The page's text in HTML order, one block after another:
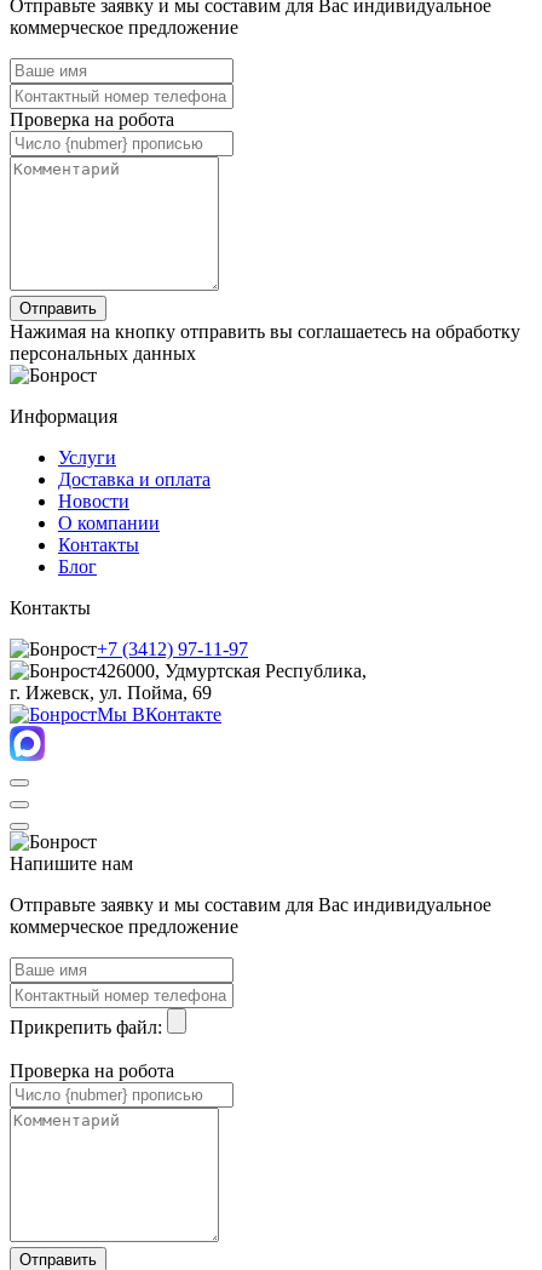
Отправьте заявку и мы составим для Вас индивидуальное
коммерческое предложение
Проверка на робота
Нажимая на кнопку отправить вы соглашаетесь на обработку
персональных данных
Информация
Услуги
Доставка и оплата
Новости
О компании
Контакты
Блог
Контакты
+7 (3412) 97-11-97
426000, Удмуртская Республика,
г. Ижевск, ул. Пойма, 69
Мы ВКонтакте
Напишите нам
Отправьте заявку и мы составим для Вас индивидуальное
коммерческое предложение
Прикрепить файл:
Проверка на робота